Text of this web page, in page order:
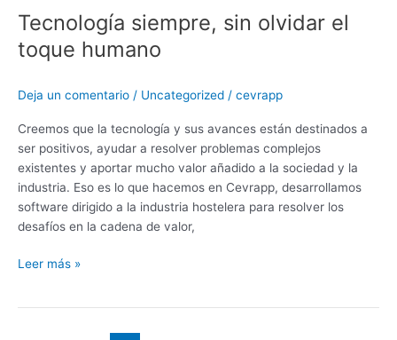
Tecnología siempre, sin olvidar el
toque humano
Deja un comentario / Uncategorized / cevrapp
Creemos que la tecnología y sus avances están destinados a
ser positivos, ayudar a resolver problemas complejos
existentes y aportar mucho valor añadido a la sociedad y la
industria. Eso es lo que hacemos en Cevrapp, desarrollamos
software dirigido a la industria hostelera para resolver los
desafíos en la cadena de valor,
Leer más »